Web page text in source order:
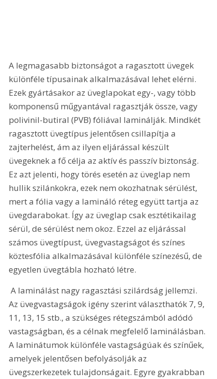
A legmagasabb biztonságot a ragasztott üvegek
különféle típusainak alkalmazásával lehet elérni.
Ezek gyártásakor az üveglapokat egy-, vagy több
komponensű műgyantával ragasztják össze, vagy
polivinil-butiral (PVB) fóliával laminálják. Mindkét
ragasztott üvegtípus jelentősen csillapítja a
zajterhelést, ám az ilyen eljárással készült
üvegeknek a fő célja az aktív és passzív biztonság.
Ez azt jelenti, hogy törés esetén az üveglap nem
hullik szilánkokra, ezek nem okozhatnak sérülést,
mert a fólia vagy a lamináló réteg együtt tartja az
üvegdarabokat. Így az üveglap csak esztétikailag
sérül, de sérülést nem okoz. Ezzel az eljárással
számos üvegtípust, üvegvastagságot és színes
köztesfólia alkalmazásával különféle színezésű, de
egyetlen üvegtábla hozható létre.
A laminálást nagy ragasztási szilárdság jellemzi.
Az üvegvastagságok igény szerint választhatók 7, 9,
11, 13, 15 stb., a szükséges rétegszámból adódó
vastagságban, és a célnak megfelelő laminálásban.
A laminátumok különféle vastagságúak és színűek,
amelyek jelentősen befolyásolják az
üvegszerkezetek tulajdonságait. Egyre gyakrabban